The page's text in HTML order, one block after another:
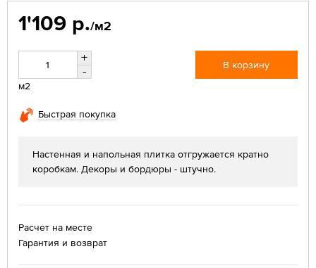
1'109 р./м2
+
-
м2
В корзину
Быстрая покупка
Настенная и напольная плитка отгружается кратно
коробкам. Декоры и бордюры - штучно.
Расчет на месте
Гарантия и возврат